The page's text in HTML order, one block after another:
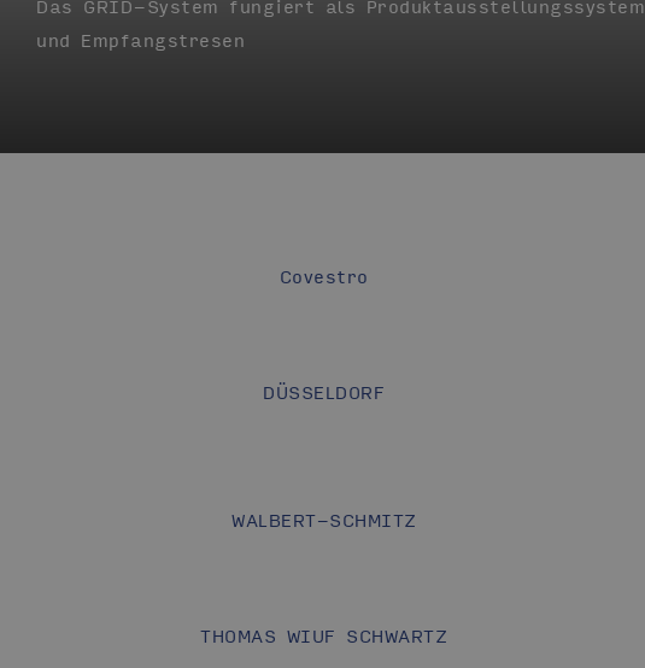
Das GRID-System fungiert als Produktausstellungssystem
und Empfangstresen
Covestro
DÜSSELDORF
WALBERT-SCHMITZ
THOMAS WIUF SCHWARTZ